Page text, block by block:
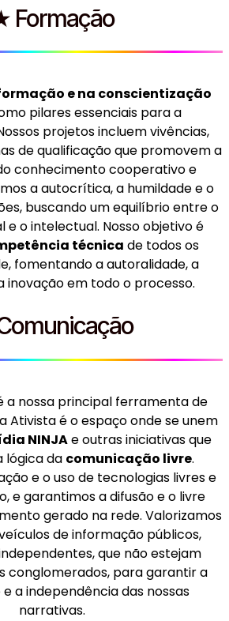
Formação
e na conscientização
pilares essenciais para a
projetos incluem vivências,
de qualificação que promovem a
conhecimento cooperativo e
a autocrítica, a humildade e o
buscando um equilíbrio entre o
e o intelectual. Nosso objetivo é
técnica de todos os
fomentando a autoralidade, a
inovação em todo o processo.
a nossa principal ferramenta de
Ativista é o espaço onde se unem
NINJAe outras iniciativas que
lógica da comunicação livre.
e o uso de tecnologias livres e
e garantimos a difusão e o livre
gerado na rede. Valorizamos
de informação públicos,
que não estejam
conglomerados, para garantir a
a independência das nossas
narrativas.